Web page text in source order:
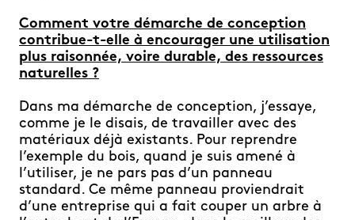
Comment votre démarche de conception
contribue-t-elle à encourager une utilisation
plus raisonnée, voire durable, des ressources
naturelles ?
Dans ma démarche de conception, j’essaye,
comme je le disais, de travailler avec des
matériaux déjà existants. Pour reprendre
l’exemple du bois, quand je suis amené à
l’utiliser, je ne pars pas d’un panneau
standard. Ce même panneau proviendrait
d’une entreprise qui a fait couper un arbre à